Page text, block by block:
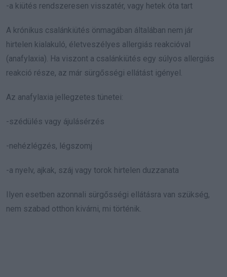
-a kiütés rendszeresen visszatér, vagy hetek óta tart
A krónikus csalánkiütés önmagában általában nem jár
hirtelen kialakuló, életveszélyes allergiás reakcióval
(anafylaxia). Ha viszont a csalánkiütés egy súlyos allergiás
reakció része, az már sürgősségi ellátást igényel.
Az anafylaxia jellegzetes tünetei:
-szédülés vagy ájulásérzés
-nehézlégzés, légszomj
-a nyelv, ajkak, száj vagy torok hirtelen duzzanata
Ilyen esetben azonnali sürgősségi ellátásra van szükség,
nem szabad otthon kivárni, mi történik.